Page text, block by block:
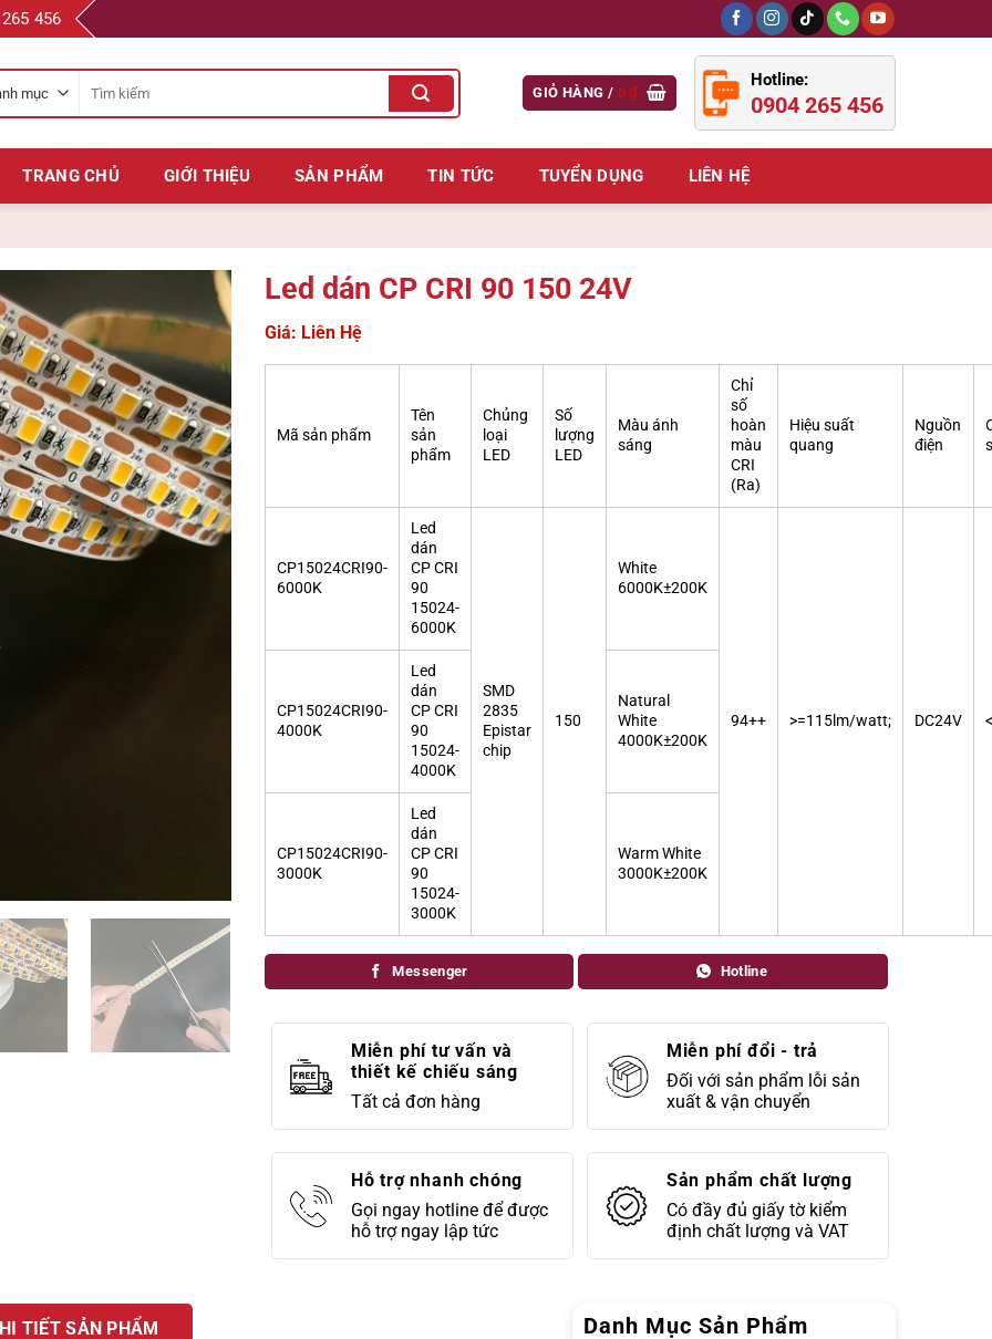
456
kiếm
cho:
GIỎ HÀNG / 0₫
Hotline:
0904 265 456
TRANG CHỦ GIỚI THIỆU SẢN PHẨM TIN TỨC TUYỂN DỤNG LIÊN HỆ
Led dán CP CRI 90 150 24V
Giá: Liên Hệ
Mã sản phẩm
Tên
sản
phẩm
Chủng
loại
LED
Số
lượng
LED
Màu ánh
sáng
Chỉ
số
hoàn
màu
CRI
(Ra)
Hiệu suất
quang
Nguồn
điện
CP15024CRI90-
6000K
Led
dán
CP CRI
90
15024-
6000K
SMD
2835
Epistar
chip
150
White
6000K±200K
94++ >=115lm/watt; DC24V
CP15024CRI90-
4000K
Led
dán
CP CRI
90
15024-
4000K
Natural
White
4000K±200K
CP15024CRI90-
3000K
Led
dán
CP CRI
90
15024-
3000K
Warm White
3000K±200K
Messenger Hotline
Miễn phí tư vấn và
thiết kế chiếu sáng
Tất cả đơn hàng
Miễn phí đổi - trả
Đối với sản phẩm lỗi sản
xuất & vận chuyển
Hỗ trợ nhanh chóng
Gọi ngay hotline để được
hỗ trợ ngay lập tức
Sản phẩm chất lượng
Có đầy đủ giấy tờ kiểm
định chất lượng và VAT
TIẾT SẢN PHẨM Danh Mục Sản Phẩm